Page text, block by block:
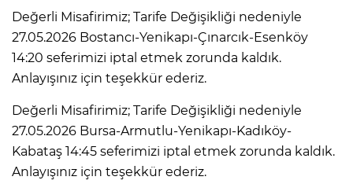
Değerli Misafirimiz; Tarife Değişikliği nedeniyle
27.05.2026 Bostancı-Yenikapı-Çınarcık-Esenköy
14:20 seferimizi iptal etmek zorunda kaldık.
Anlayışınız için teşekkür ederiz.
Değerli Misafirimiz; Tarife Değişikliği nedeniyle
27.05.2026 Bursa-Armutlu-Yenikapı-Kadıköy-
Kabataş 14:45 seferimizi iptal etmek zorunda kaldık.
Anlayışınız için teşekkür ederiz.